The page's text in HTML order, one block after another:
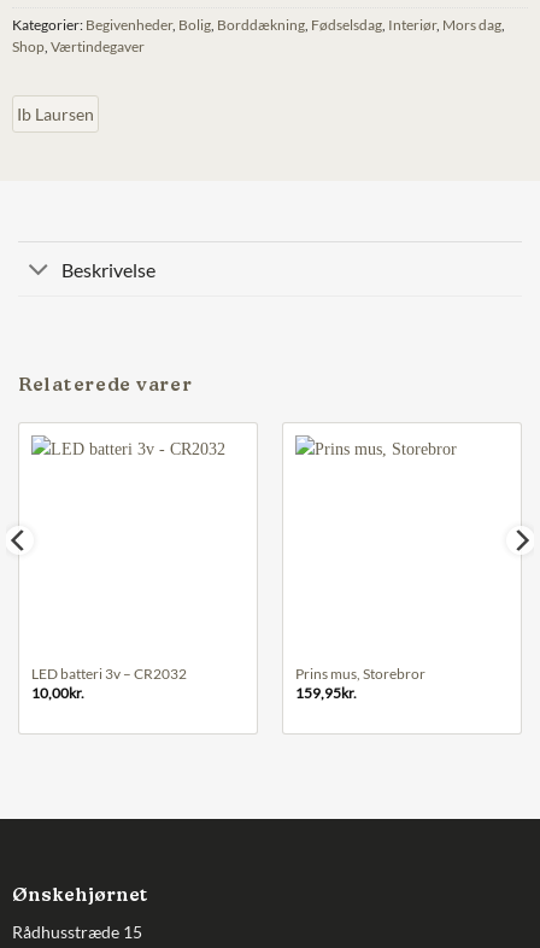
Kategorier: Begivenheder, Bolig Borddækning Fødselsdag Interiør, Mors dag
Shop Værtindegaver
Ib Laursen
Beskrivelse
Relaterede varer
LED batteri 3v – CR2032
10,00kr.
Prins mus, Storebror
159,95kr.
Ønskehjørnet
Rådhusstræde 15